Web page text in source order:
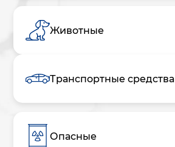
Животные
Транспортные средства
Опасные